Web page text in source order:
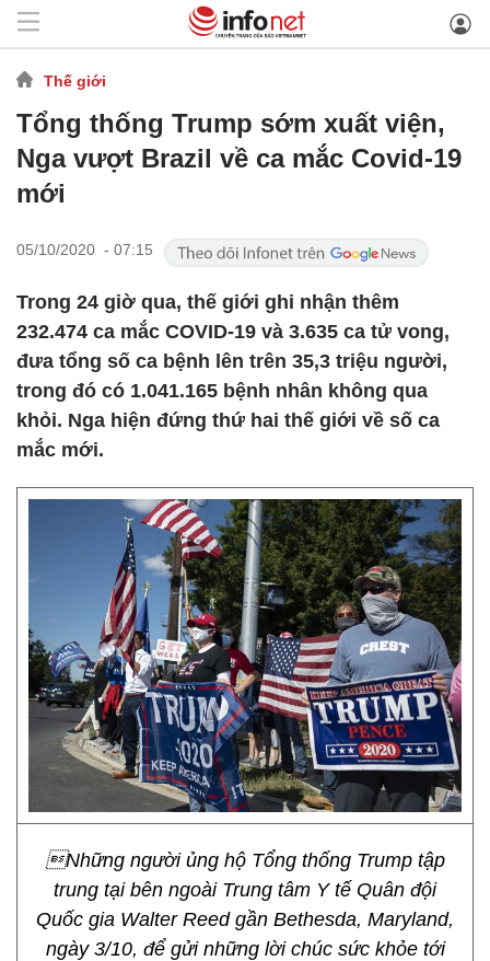
Thế giới
Tổng thống Trump sớm xuất viện,
Nga vượt Brazil về ca mắc Covid-19
mới
05/10/2020 - 07:15
Trong 24 giờ qua, thế giới ghi nhận thêm
232.474 ca mắc COVID-19 và 3.635 ca tử vong,
đưa tổng số ca bệnh lên trên 35,3 triệu người,
trong đó có 1.041.165 bệnh nhân không qua
khỏi. Nga hiện đứng thứ hai thế giới về số ca
mắc mới.
Những người ủng hộ Tổng thống Trump tập
trung tại bên ngoài Trung tâm Y tế Quân đội
Quốc gia Walter Reed gần Bethesda, Maryland,
ngày 3/10, để gửi những lời chúc sức khỏe tới